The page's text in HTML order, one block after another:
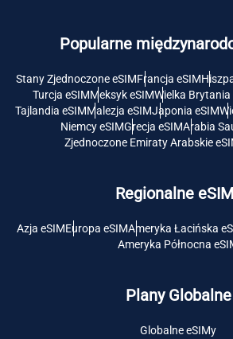
Popularne
Stany Zjednoczone eSIMFrancja eSIM
Turcja eSIMMeksyk eSIMWielka Brytania
Tajlandia eSIMMalezja eSIMJaponia eSIM
Niemcy eSIMGrecja eSIMArabia
Zjednoczone Emiraty Arabskie
Regionalne
Azja eSIMEuropa eSIMAmeryka Łacińska
Ameryka Północna
Plany Globalne
Globalne eSIMy